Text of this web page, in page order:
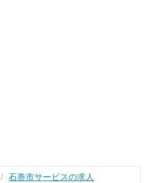
石巻市サービスの求人